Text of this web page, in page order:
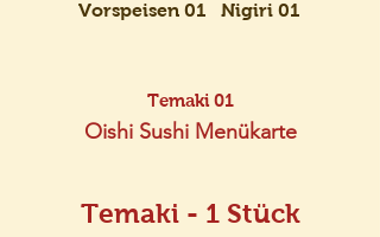
Vorspeisen 01 Nigiri 01
Temaki 01
Oishi Sushi Menükarte
Temaki - 1 Stück